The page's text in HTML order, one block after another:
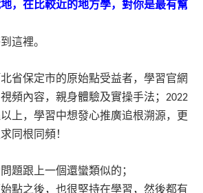
，在比較近的地方學，對你是最有幫
這裡。
省保定市的原始點受益者，學習官網
頻內容，親身體驗及實操手法；
2022
上，學習中想發心推廣追根溯源，更
同根同頻！
題跟上一個還蠻類似的；
點之後，也很堅持在學習，然後都有